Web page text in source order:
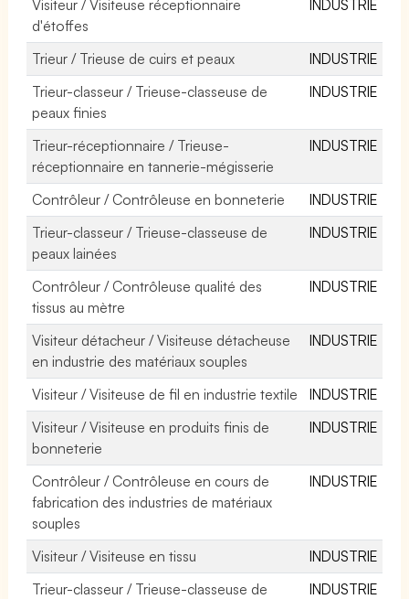
Visiteur / Visiteuse réceptionnaire
d'étoffes
INDUSTRIE
Trieur / Trieuse de cuirs et peaux
INDUSTRIE
Trieur-classeur / Trieuse-classeuse de
peaux finies
INDUSTRIE
Trieur-réceptionnaire / Trieuse-
réceptionnaire en tannerie-mégisserie
INDUSTRIE
Contrôleur / Contrôleuse en bonneterie
INDUSTRIE
Trieur-classeur / Trieuse-classeuse de
peaux lainées
INDUSTRIE
Contrôleur / Contrôleuse qualité des
tissus au mètre
INDUSTRIE
Visiteur détacheur / Visiteuse détacheuse
en industrie des matériaux souples
INDUSTRIE
Visiteur / Visiteuse de fil en industrie textile
INDUSTRIE
Visiteur / Visiteuse en produits finis de
bonneterie
INDUSTRIE
Contrôleur / Contrôleuse en cours de
fabrication des industries de matériaux
souples
INDUSTRIE
Visiteur / Visiteuse en tissu
INDUSTRIE
Trieur-classeur / Trieuse-classeuse de
INDUSTRIE